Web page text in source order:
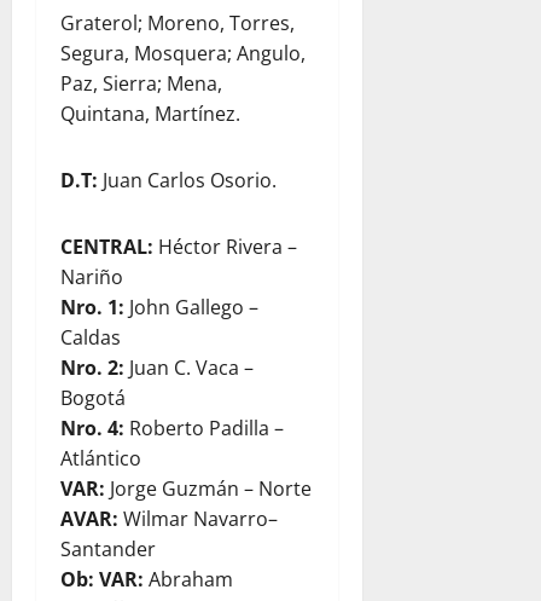
Graterol; Moreno, Torres,
Segura, Mosquera; Angulo,
Paz, Sierra; Mena,
Quintana, Martínez.
D.T: Juan Carlos Osorio.
CENTRAL: Héctor Rivera –
Nariño
Nro. 1: John Gallego –
Caldas
Nro. 2: Juan C. Vaca –
Bogotá
Nro. 4: Roberto Padilla –
Atlántico
VAR: Jorge Guzmán – Norte
AVAR: Wilmar Navarro–
Santander
Ob: VAR: Abraham